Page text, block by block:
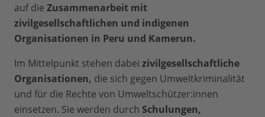
auf die Zusammenarbeit mit
zivilgesellschaftlichen und indigenen
Organisationen in Peru und Kamerun.
Im Mittelpunkt stehen dabei zivilgesellschaftliche
Organisationen, die sich gegen Umweltkriminalität
und für die Rechte von Umweltschützer:innen
einsetzen. Sie werden durch Schulungen,